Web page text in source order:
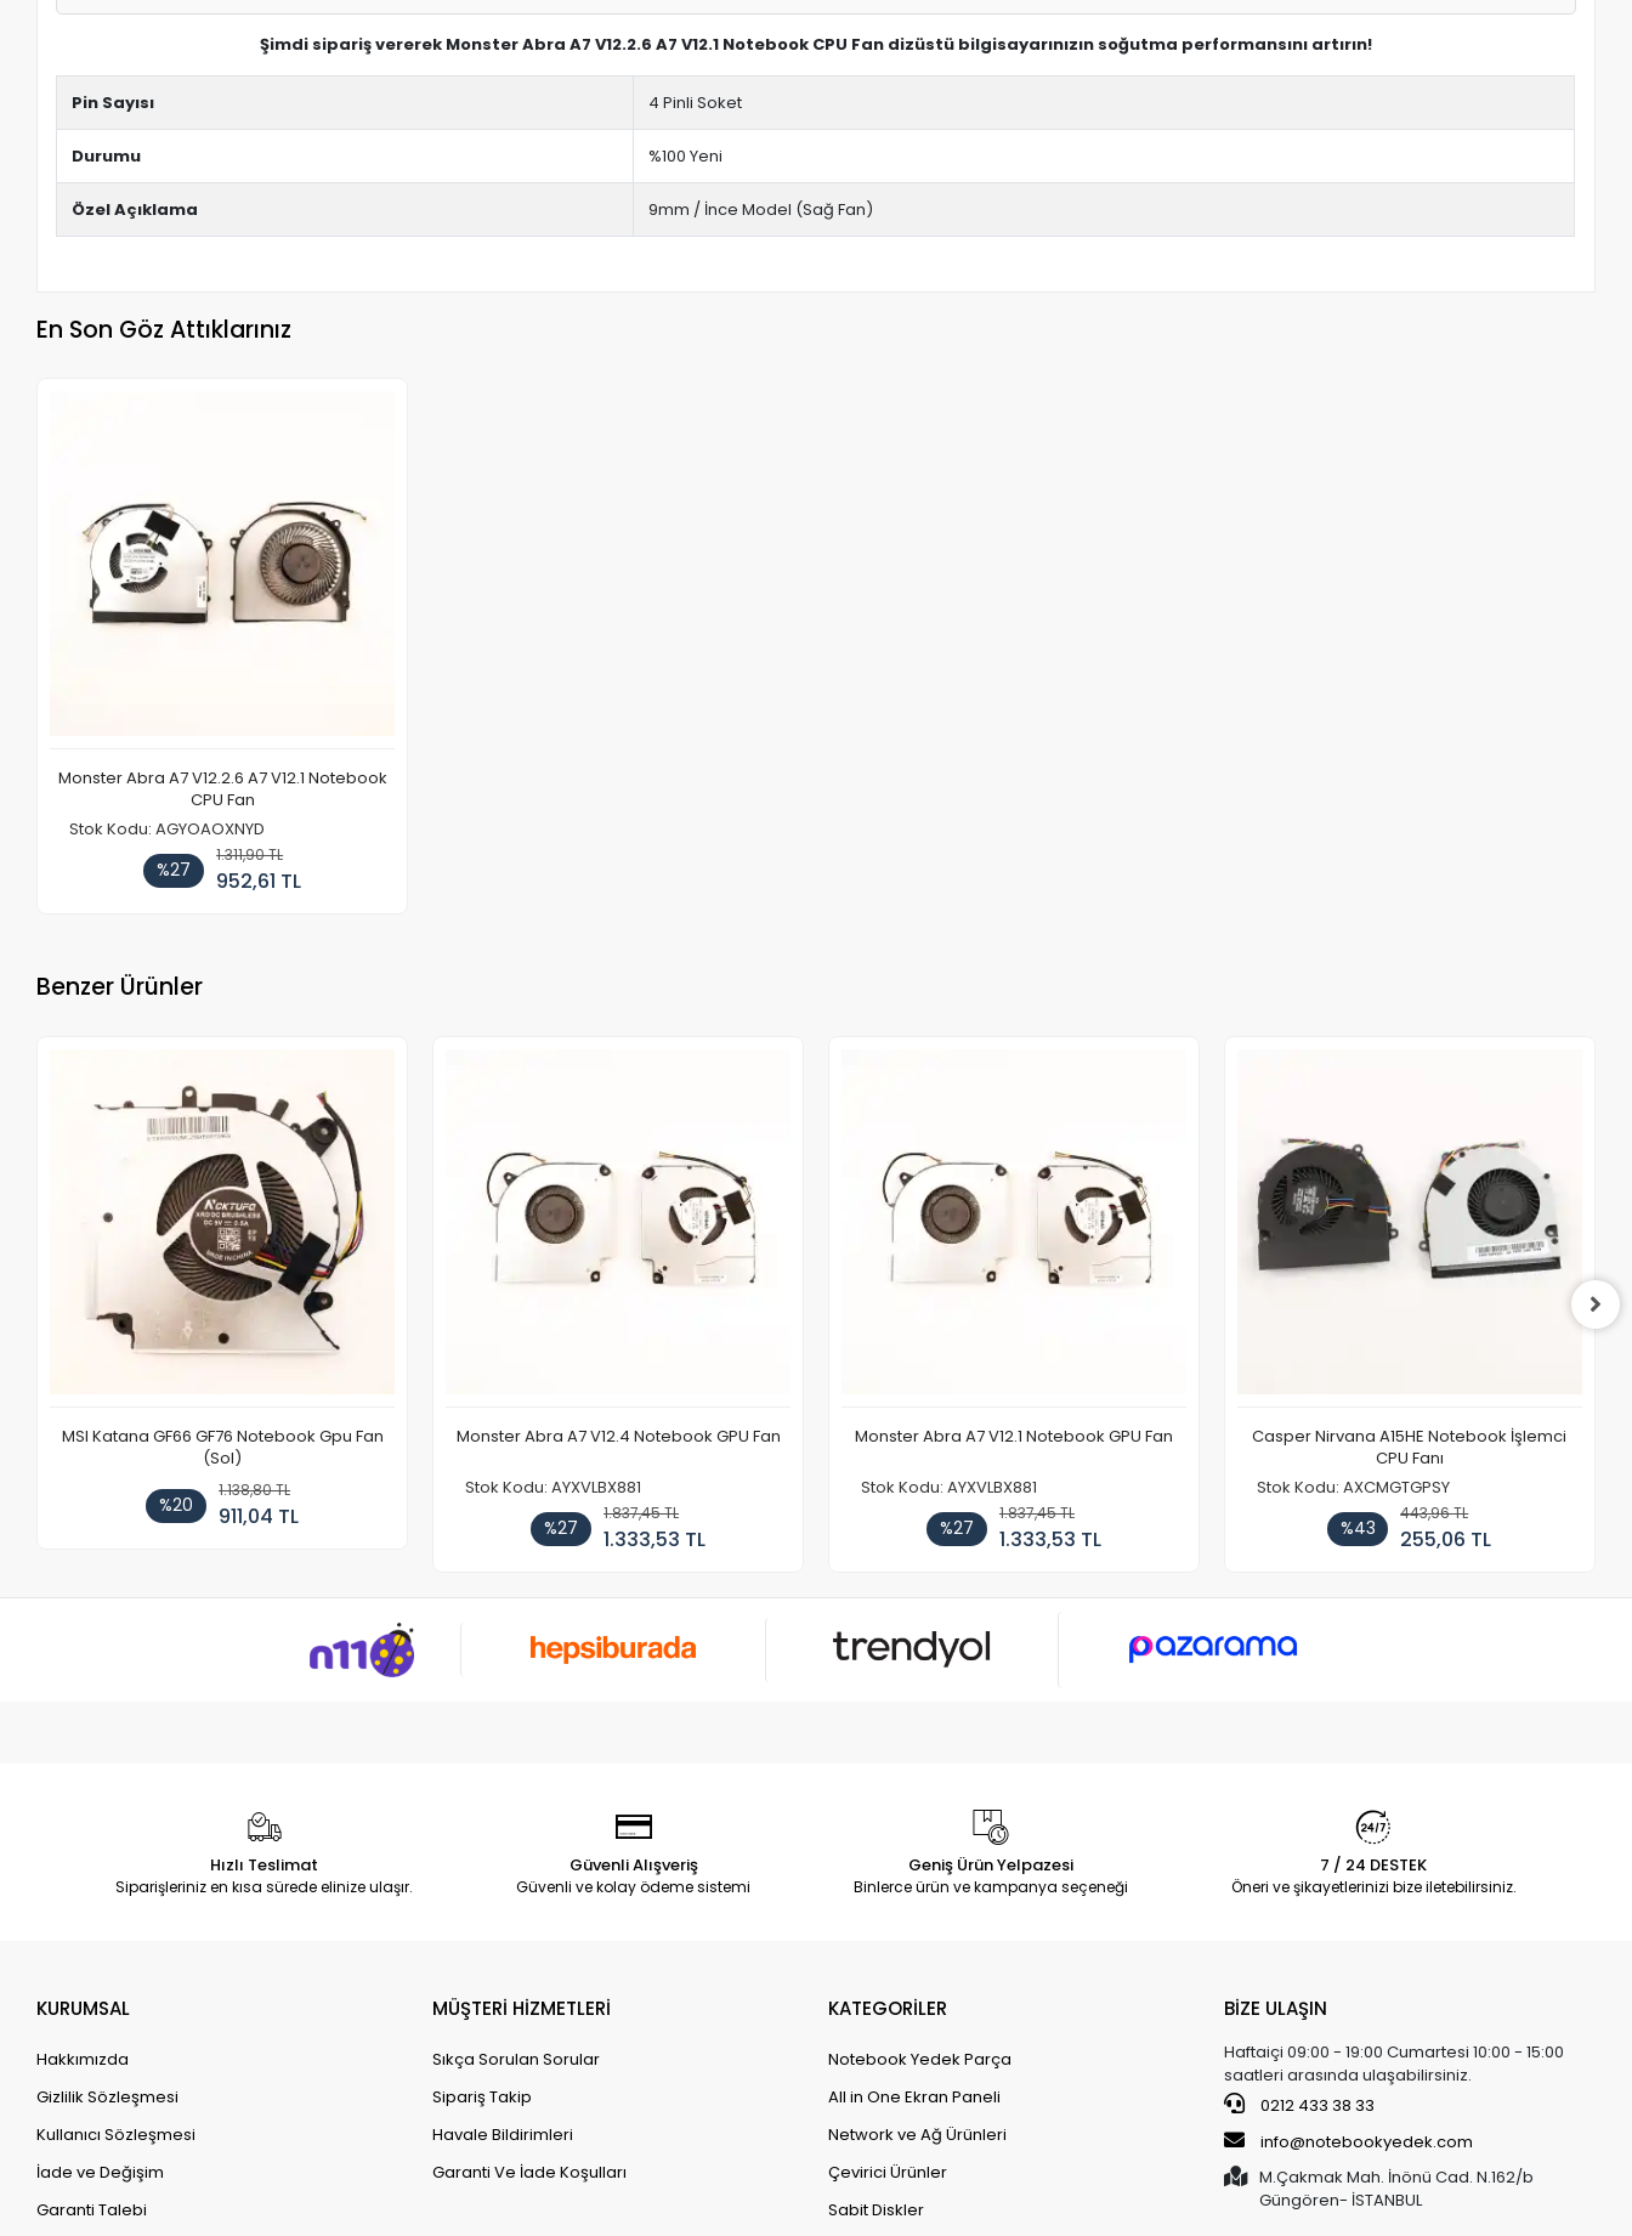
Şimdi sipariş vererek Monster Abra A7 V12.2.6 A7 V12.1 Notebook CPU Fan dizüstü bilgisayarınızın soğutma performansını artırın!
Pin Sayısı 4 Pinli Soket
Durumu %100 Yeni
Özel Açıklama 9mm / İnce Model (Sağ Fan)
En Son Göz Attıklarınız
Monster Abra A7 V12.2.6 A7 V12.1 Notebook
CPU Fan
Stok Kodu: AGYOAOXNYD
%27
1.311,90 TL
952,61 TL
Benzer Ürünler
MSI Katana GF66 GF76 Notebook Gpu Fan
(Sol)
%20
1.138,80 TL
911,04 TL
Monster Abra A7 V12.4 Notebook GPU Fan
Stok Kodu: AYXVLBX881
%27
1.837,45 TL
1.333,53 TL
Monster Abra A7 V12.1 Notebook GPU Fan
Stok Kodu: AYXVLBX881
%27
1.837,45 TL
1.333,53 TL
Casper Nirvana A15HE Notebook İşlemci
CPU Fanı
Stok Kodu: AXCMGTGPSY
%43
443,96 TL
255,06 TL
Hızlı Teslimat
Siparişleriniz en kısa sürede elinize ulaşır.
Güvenli Alışveriş
Güvenli ve kolay ödeme sistemi
Geniş Ürün Yelpazesi
Binlerce ürün ve kampanya seçeneği
7 / 24 DESTEK
Öneri ve şikayetlerinizi bize iletebilirsiniz.
KURUMSAL
Hakkımızda
Gizlilik Sözleşmesi
Kullanıcı Sözleşmesi
İade ve Değişim
Garanti Talebi
MÜŞTERİ HİZMETLERİ
Sıkça Sorulan Sorular
Sipariş Takip
Havale Bildirimleri
Garanti Ve İade Koşulları
KATEGORİLER
Notebook Yedek Parça
All in One Ekran Paneli
Network ve Ağ Ürünleri
Çevirici Ürünler
Sabit Diskler
BİZE ULAŞIN
Haftaiçi 09:00 - 19:00 Cumartesi 10:00 - 15:00
saatleri arasında ulaşabilirsiniz.
0212 433 38 33
info@notebookyedek.com
M.Çakmak Mah. İnönü Cad. N.162/b
Güngören- İSTANBUL